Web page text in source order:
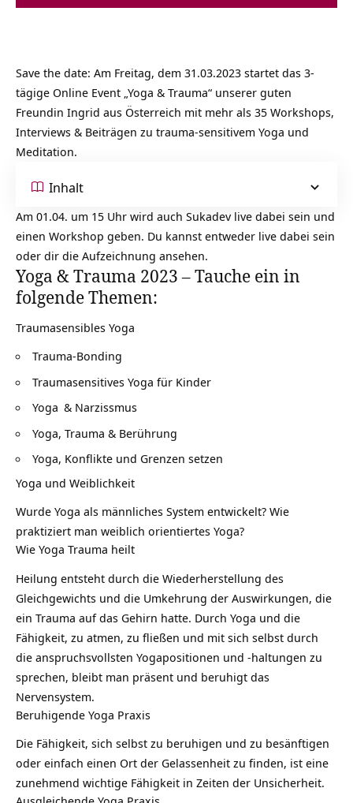
Save the date: Am Freitag, dem 31.03.2023 startet das 3-
tägige Online Event „Yoga & Trauma“ unserer guten
Freundin Ingrid aus Österreich mit mehr als 35 Workshops,
Interviews & Beiträgen zu trauma-sensitivem Yoga und
Meditation.
Inhalt
Am 01.04. um 15 Uhr wird auch Sukadev live dabei sein und
einen Workshop geben. Du kannst entweder live dabei sein
oder dir die Aufzeichnung ansehen.
Yoga & Trauma 2023 – Tauche ein in
folgende Themen:
Traumasensibles Yoga
Trauma-Bonding
Traumasensitives Yoga für Kinder
Yoga & Narzissmus
Yoga, Trauma & Berührung
Yoga, Konflikte und Grenzen setzen
Yoga und Weiblichkeit
Wurde Yoga als männliches System entwickelt? Wie
praktiziert man weiblich orientiertes Yoga?
Wie Yoga Trauma heilt
Heilung entsteht durch die Wiederherstellung des
Gleichgewichts und die Umkehrung der Auswirkungen, die
ein Trauma auf das Gehirn hatte. Durch Yoga und die
Fähigkeit, zu atmen, zu fließen und mit sich selbst durch
die anspruchsvollsten Yogapositionen und ‐haltungen zu
sprechen, bleibt man präsent und beruhigt das
Nervensystem.
Beruhigende Yoga Praxis
Die Fähigkeit, sich selbst zu beruhigen und zu besänftigen
oder einfach einen Ort der Gelassenheit zu finden, ist eine
zunehmend wichtige Fähigkeit in Zeiten der Unsicherheit.